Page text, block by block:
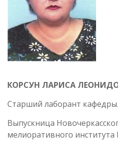
КОРСУН ЛАРИСА
Старший лаборант кафедры.
Выпускница
мелиоративного института